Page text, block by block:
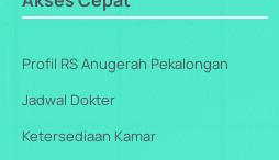
Profil RS Anugerah Pekalongan
Jadwal Dokter
Ketersediaan Kamar